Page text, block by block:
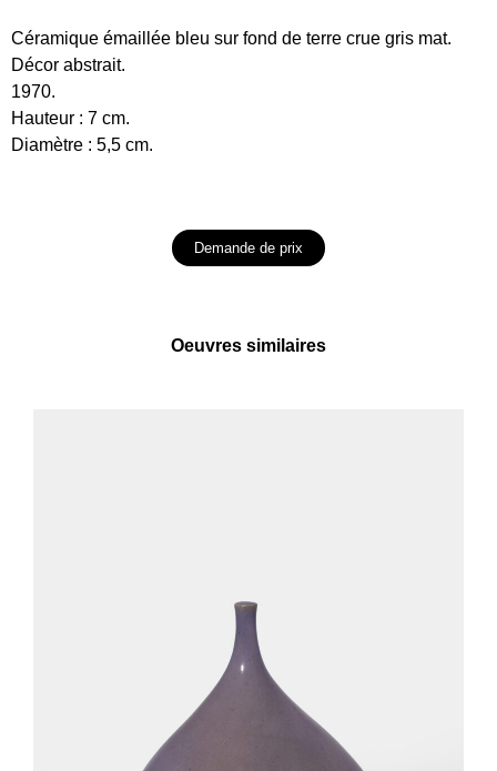
Céramique émaillée bleu sur fond de terre crue gris mat.
Décor abstrait.
1970.
Hauteur : 7 cm.
Diamètre : 5,5 cm.
Demande de prix
Oeuvres similaires